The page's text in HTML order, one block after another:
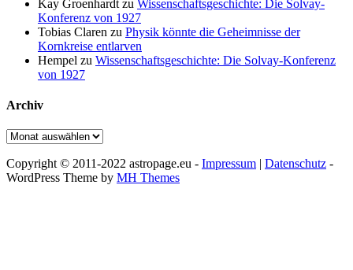
Kay Groenhardt zu Wissenschaftsgeschichte: Die Solvay-
Konferenz von 1927
Tobias Claren zu Physik könnte die Geheimnisse der
Kornkreise entlarven
Hempel zu Wissenschaftsgeschichte: Die Solvay-Konferenz
von 1927
Archiv
Archiv
Copyright © 2011-2022 astropage.eu - Impressum | Datenschutz -
WordPress Theme by MH Themes